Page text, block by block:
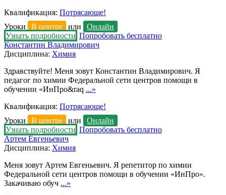
Квалификация: Потрясающе!
Уроки
В центре или
Онлайн
Узнать подробности Попробовать бесплатно
Константин Владимирович
Дисциплина: Химия
Здравствуйте! Меня зовут Константин Владимирович. Я
педагог по химии Федеральной сети центров помощи в
обучении «ИнПро&raq ...»
Квалификация: Потрясающе!
Уроки
В центре или
Онлайн
Узнать подробности Попробовать бесплатно
Артем Евгеньевич
Дисциплина: Химия
Меня зовут Артем Евгеньевич. Я репетитор по химии
Федеральной сети центров помощи в обучении «ИнПро».
Закачиваю обуч ...»